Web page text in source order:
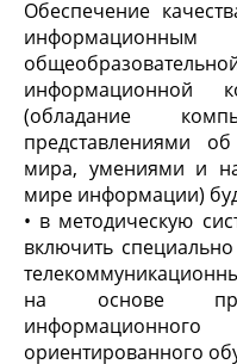
Обеспечение
информационной
(обладание
представлениями
мира, умениями и
мире информации)
• в методическую
включить
на основе
ориентированного